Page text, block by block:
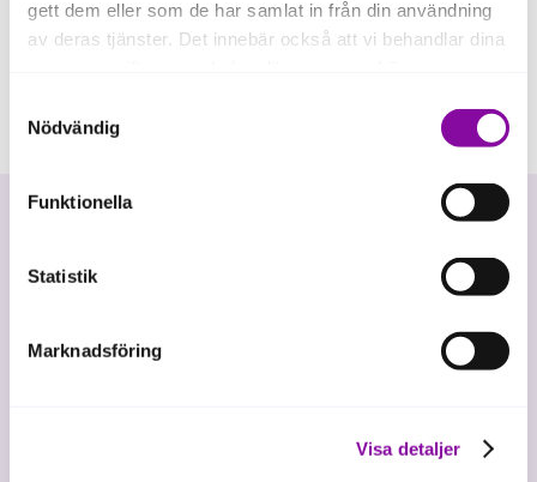
gett dem eller som de har samlat in från din användning
av deras tjänster. Det innebär också att vi behandlar dina
Om du klickar på avvisa kommer användning av kakor
eller delning av information enligt ovan, inte att ske,
förutom för kakor som är nödvändiga för att hemsidan
ska fungera se mer under inställningar.
Nödvändig
Funktionella
Statistik
Marknadsföring
Visa detaljer